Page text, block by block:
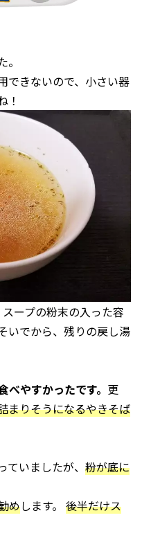
できないので、小さい器
！
ープの粉末の入った容
いでから、残りの戻し湯
やすかったです。 更
まりそうになるやきそば
いましたが、 粉が底に
めします。 後半だけス